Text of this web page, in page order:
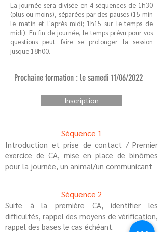
La journée sera divisée en 4 séquences de 1h30
(plus ou moins), séparées par des pauses (15 min
le matin et l'après midi; 1h15 sur le temps de
midi). En fin de journée, le temps prévu pour vos
questions peut faire se prolonger la session
jusque 18h00.
Prochaine formation : le samedi 11/06/2022
Inscription
Séquence 1
Introduction et prise de contact / Premier
exercice de CA, mise en place de binômes
pour la journée, un animal/un communicant
Séquence 2
Suite à la première CA, identifier les
difficultés, rappel des moyens de vérification,
rappel des bases le cas échéant.